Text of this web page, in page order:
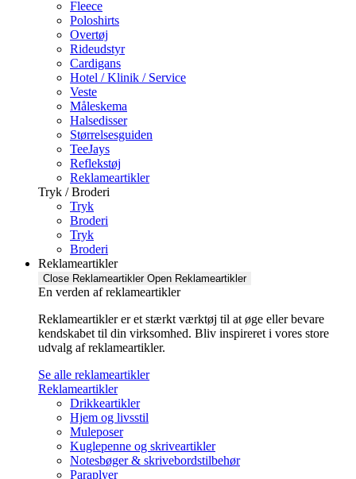
Fleece
Poloshirts
Overtøj
Rideudstyr
Cardigans
Hotel / Klinik / Service
Veste
Måleskema
Halsedisser
Størrelsesguiden
TeeJays
Reflekstøj
Reklameartikler
Tryk / Broderi
Tryk
Broderi
Tryk
Broderi
Reklameartikler
Close Reklameartikler Open Reklameartikler
En verden af reklameartikler ​
Reklameartikler er et stærkt værktøj til at øge eller bevare
kendskabet til din virksomhed. Bliv inspireret i vores store
udvalg af reklameartikler.
Se alle reklameartikler
Reklameartikler
Drikkeartikler
Hjem og livsstil
Muleposer
Kuglepenne og skriveartikler
Notesbøger & skrivebordstilbehør
Paraplyer